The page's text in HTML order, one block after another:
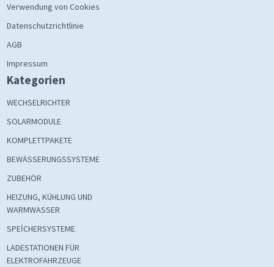
Verwendung von Cookies
Datenschutzrichtlinie
AGB
Impressum
Kategorien
WECHSELRICHTER
SOLARMODULE
KOMPLETTPAKETE
BEWÄSSERUNGSSYSTEME
ZUBEHÖR
HEIZUNG, KÜHLUNG UND
WARMWASSER
SPEİCHERSYSTEME
LADESTATIONEN FÜR
ELEKTROFAHRZEUGE